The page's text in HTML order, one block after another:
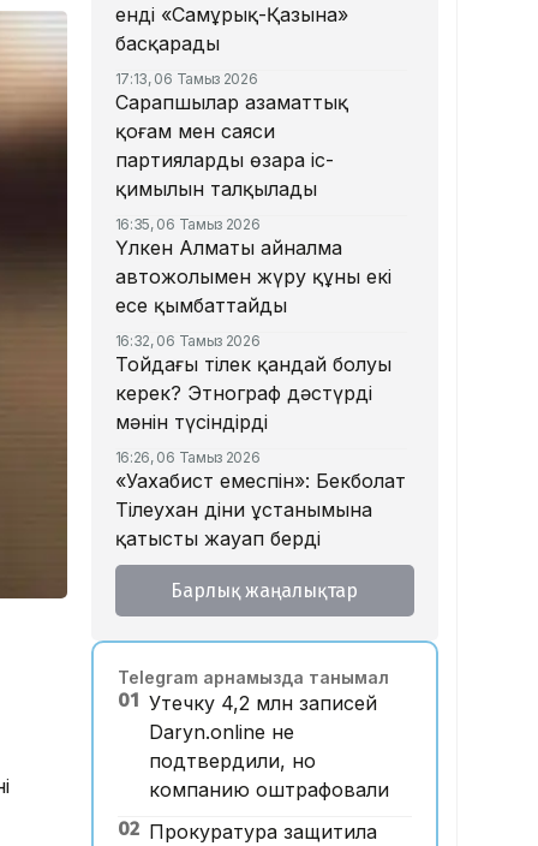
енді «Самұрық-Қазына»
басқарады
17:13, 06 Тамыз 2026
Сарапшылар азаматтық
қоғам мен саяси
партиялардың өзара іс-
қимылын талқылады
16:35, 06 Тамыз 2026
Үлкен Алматы айналма
автожолымен жүру құны екі
есе қымбаттайды
16:32, 06 Тамыз 2026
Тойдағы тілек қандай болуы
керек? Этнограф дәстүрдің
мәнін түсіндірді
16:26, 06 Тамыз 2026
«Уахабист емеспін»: Бекболат
Тілеухан діни ұстанымына
қатысты жауап берді
14:52, 06 Тамыз 2026
Қазақстанда 2 млн теңге
14:05, 06 Тамыз 2026
Астанада жолаушы мінген
ұшқышсыз әуе таксиі алғаш
рет көкке көтерілді
Отбасы банк ипотека
Барлық жаңалықтар
Telegram арнамызда танымал
01 Утечку 4,2 млн записей
Daryn.online не
подтвердили, но
компанию оштрафовали
02 Прокуратура защитила